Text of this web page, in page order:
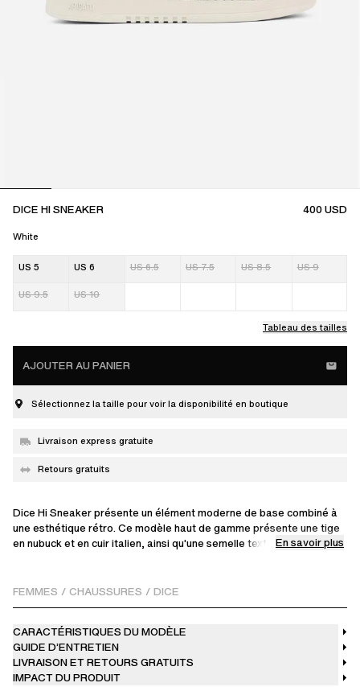
DICE HI SNEAKER 400USD
White
US 5 US 6 US 6.5 US 7.5 US 8.5 US 9
US 9.5 US 10
Tableau des tailles
AJOUTER AU PANIER
Sélectionnez la taille pour voir la disponibilité en boutique
Livraison express gratuite
Retours gratuits
Dice Hi Sneaker présente un élément moderne de base combiné à
une esthétique rétro. Ce modèle haut de gamme présente une tige
en nubuck et en cuir italien, ainsi qu'une semelle texturée enEn savoir plus
FEMMES / CHAUSSURES / DICE
CARACTÉRISTIQUES DU MODÈLE
GUIDE D’ENTRETIEN
LIVRAISON ET RETOURS GRATUITS
IMPACT DU PRODUIT